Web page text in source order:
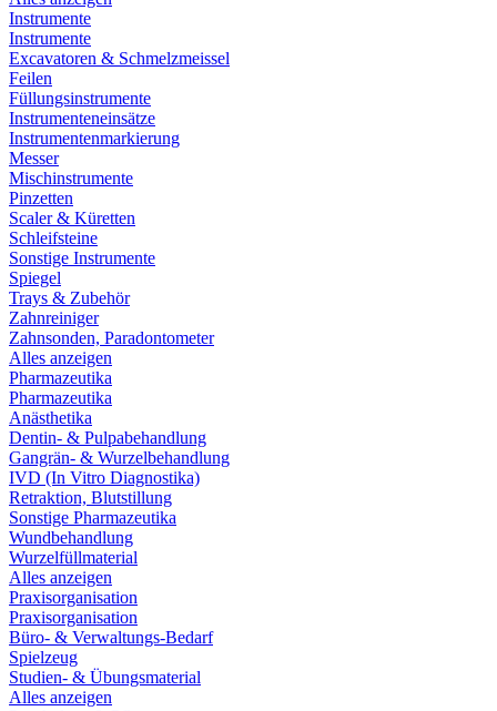
Instrumente
Instrumente
Excavatoren & Schmelzmeissel
Feilen
Füllungsinstrumente
Instrumenteneinsätze
Instrumentenmarkierung
Messer
Mischinstrumente
Pinzetten
Scaler & Küretten
Schleifsteine
Sonstige Instrumente
Spiegel
Trays & Zubehör
Zahnreiniger
Zahnsonden, Paradontometer
Alles anzeigen
Pharmazeutika
Pharmazeutika
Anästhetika
Dentin- & Pulpabehandlung
Gangrän- & Wurzelbehandlung
IVD (In Vitro Diagnostika)
Retraktion, Blutstillung
Sonstige Pharmazeutika
Wundbehandlung
Wurzelfüllmaterial
Alles anzeigen
Praxisorganisation
Praxisorganisation
Büro- & Verwaltungs-Bedarf
Spielzeug
Studien- & Übungsmaterial
Alles anzeigen